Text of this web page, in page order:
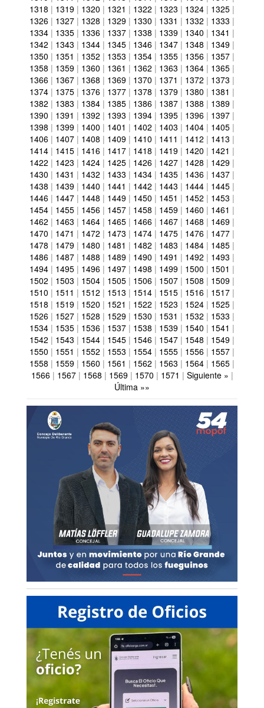
1318 | 1319 | 1320 | 1321 | 1322 | 1323 | 1324 | 1325 |
1326 | 1327 | 1328 | 1329 | 1330 | 1331 | 1332 | 1333 |
1334 | 1335 | 1336 | 1337 | 1338 | 1339 | 1340 | 1341 |
1342 | 1343 | 1344 | 1345 | 1346 | 1347 | 1348 | 1349 |
1350 | 1351 | 1352 | 1353 | 1354 | 1355 | 1356 | 1357 |
1358 | 1359 | 1360 | 1361 | 1362 | 1363 | 1364 | 1365 |
1366 | 1367 | 1368 | 1369 | 1370 | 1371 | 1372 | 1373 |
1374 | 1375 | 1376 | 1377 | 1378 | 1379 | 1380 | 1381 |
1382 | 1383 | 1384 | 1385 | 1386 | 1387 | 1388 | 1389 |
1390 | 1391 | 1392 | 1393 | 1394 | 1395 | 1396 | 1397 |
1398 | 1399 | 1400 | 1401 | 1402 | 1403 | 1404 | 1405 |
1406 | 1407 | 1408 | 1409 | 1410 | 1411 | 1412 | 1413 |
1414 | 1415 | 1416 | 1417 | 1418 | 1419 | 1420 | 1421 |
1422 | 1423 | 1424 | 1425 | 1426 | 1427 | 1428 | 1429 |
1430 | 1431 | 1432 | 1433 | 1434 | 1435 | 1436 | 1437 |
1438 | 1439 | 1440 | 1441 | 1442 | 1443 | 1444 | 1445 |
1446 | 1447 | 1448 | 1449 | 1450 | 1451 | 1452 | 1453 |
1454 | 1455 | 1456 | 1457 | 1458 | 1459 | 1460 | 1461 |
1462 | 1463 | 1464 | 1465 | 1466 | 1467 | 1468 | 1469 |
1470 | 1471 | 1472 | 1473 | 1474 | 1475 | 1476 | 1477 |
1478 | 1479 | 1480 | 1481 | 1482 | 1483 | 1484 | 1485 |
1486 | 1487 | 1488 | 1489 | 1490 | 1491 | 1492 | 1493 |
1494 | 1495 | 1496 | 1497 | 1498 | 1499 | 1500 | 1501 |
1502 | 1503 | 1504 | 1505 | 1506 | 1507 | 1508 | 1509 |
1510 | 1511 | 1512 | 1513 | 1514 | 1515 | 1516 | 1517 |
1518 | 1519 | 1520 | 1521 | 1522 | 1523 | 1524 | 1525 |
1526 | 1527 | 1528 | 1529 | 1530 | 1531 | 1532 | 1533 |
1534 | 1535 | 1536 | 1537 | 1538 | 1539 | 1540 | 1541 |
1542 | 1543 | 1544 | 1545 | 1546 | 1547 | 1548 | 1549 |
1550 | 1551 | 1552 | 1553 | 1554 | 1555 | 1556 | 1557 |
1558 | 1559 | 1560 | 1561 | 1562 | 1563 | 1564 | 1565 |
1566| 1567| 1568 | 1569| 1570 | 1571 | Siguiente » |
Última »»